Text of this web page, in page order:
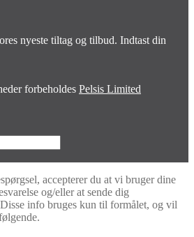
nyeste tiltag og tilbud. Indtast din
forbeholdes Pelsis Limited
accepterer du at vi bruger dine
og/eller at sende dig
info bruges kun til formålet, og vil